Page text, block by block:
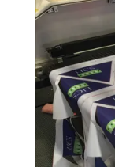
SITEMAP
PRIVACY
POLICY